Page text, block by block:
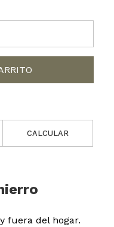
CALCULAR
fuera del hogar.